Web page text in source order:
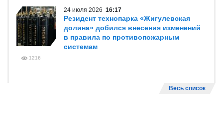
24 июля 2026 16:17
Резидент технопарка «Жигулевская
долина» добился внесения изменений
в правила по противопожарным
системам
1216
Весь список